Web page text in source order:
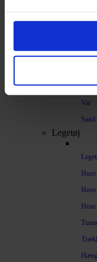
Vat
Sand
Legetøj